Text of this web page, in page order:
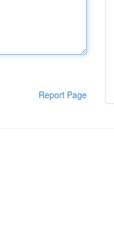
Report Page